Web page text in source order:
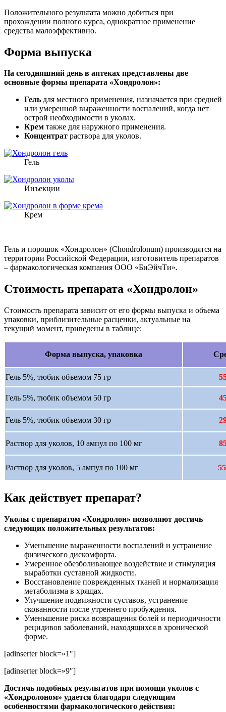
Положительного результата можно добиться при
прохождении полного курса, однократное применение
средства малоэффективно.
Форма выпуска
На сегодняшний день в аптеках представлены две
основные формы препарата «Хондролон»:
Гель для местного применения, назначается при средней
или умеренной выраженности воспалений, когда нет
острой необходимости в уколах.
Крем также для наружного применения.
Концентрат раствора для уколов.
Гель
Инъекции
Крем
Гель и порошок «Хондролон» (Chondrolonum) производятся на
территории Российской Федерации, изготовитель препаратов
– фармакологическая компания ООО «БиЭйчТи».
Стоимость препарата «Хондролон»
Стоимость препарата зависит от его формы выпуска и объема
упаковки, приблизительные расценки, актуальные на
текущий момент, приведены в таблице:
Форма выпуска, упаковка
Гель 5%, тюбик объемом 75 гр
Гель 5%, тюбик объемом 50 гр
Гель 5%, тюбик объемом 30 гр
Раствор для уколов, 10 ампул по 100 мг
Раствор для уколов, 5 ампул по 100 мг
Как действует препарат?
Уколы с препаратом «Хондролон» позволяют достичь
следующих положительных результатов:
Уменьшение выраженности воспалений и устранение
физического дискомфорта.
Умеренное обезболивающее воздействие и стимуляция
выработки суставной жидкости.
Восстановление поврежденных тканей и нормализация
метаболизма в хрящах.
Улучшение подвижности суставов, устранение
скованности после утреннего пробуждения.
Уменьшение риска возвращения болей и периодичности
рецидивов заболеваний, находящихся в хронической
форме.
[adinserter block=»1″]
[adinserter block=»9″]
Достичь подобных результатов при помощи уколов с
«Хондролоном» удается благодаря следующим
особенностями фармакологического действия: